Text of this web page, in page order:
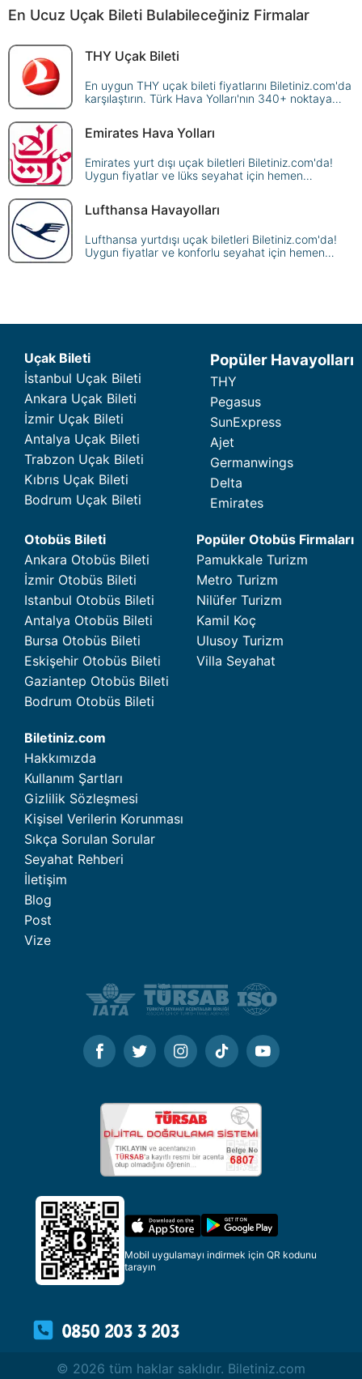
En Ucuz Uçak Bileti Bulabileceğiniz Firmalar
THY Uçak Bileti
En uygun THY uçak bileti fiyatlarını Biletiniz.com'da
karşılaştırın. Türk Hava Yolları'nın 340+ noktaya
Emirates Hava Yolları
Emirates yurt dışı uçak biletleri Biletiniz.com'da!
Uygun fiyatlar ve lüks seyahat için hemen
Lufthansa Havayolları
Lufthansa yurtdışı uçak biletleri Biletiniz.com'da!
Uygun fiyatlar ve konforlu seyahat için hemen
Uçak Bileti
İstanbul Uçak Bileti
Ankara Uçak Bileti
İzmir Uçak Bileti
Antalya Uçak Bileti
Trabzon Uçak Bileti
Kıbrıs Uçak Bileti
Bodrum Uçak Bileti
Popüler Havayolları
THY
Pegasus
SunExpress
Ajet
Germanwings
Delta
Emirates
Otobüs Bileti
Ankara Otobüs Bileti
İzmir Otobüs Bileti
Istanbul Otobüs Bileti
Antalya Otobüs Bileti
Bursa Otobüs Bileti
Eskişehir Otobüs Bileti
Gaziantep Otobüs Bileti
Bodrum Otobüs Bileti
Popüler Otobüs Firmaları
Pamukkale Turizm
Metro Turizm
Nilüfer Turizm
Kamil Koç
Ulusoy Turizm
Villa Seyahat
Biletiniz.com
Hakkımızda
Kullanım Şartları
Gizlilik Sözleşmesi
Kişisel Verilerin Korunması
Sıkça Sorulan Sorular
Seyahat Rehberi
İletişim
Blog
Post
Vize
Mobil uygulamayı indirmek için QR kodunu
tarayın
© 2026 tüm haklar saklıdır. Biletiniz.com